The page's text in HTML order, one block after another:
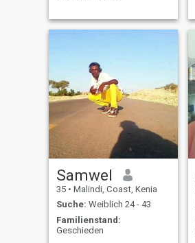
Samwel
35 • Malindi, Coast, Kenia
Suche: Weiblich 24 - 43
Familienstand:
Geschieden